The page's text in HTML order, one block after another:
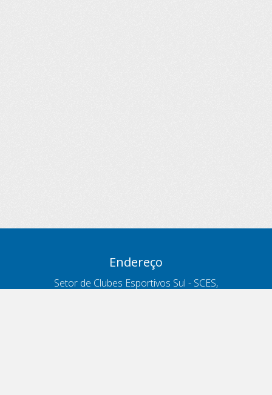
Endereço
Setor de Clubes Esportivos Sul - SCES,